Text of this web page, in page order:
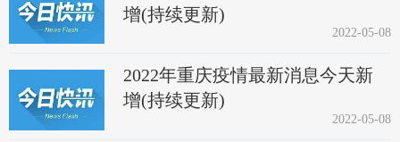
增(持续更新)
2022-05-08
2022年重庆疫情最新消息今天新
增(持续更新)
2022-05-08